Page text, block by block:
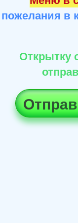
пожелания в
Открытку